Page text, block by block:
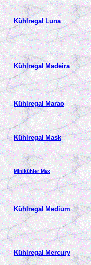
Kühlregal Luna
Kühlregal Madeira
Kühlregal Marao
Kühlregal Mask
Minikühler Max
Kühlregal Medium
Kühlregal Mercury